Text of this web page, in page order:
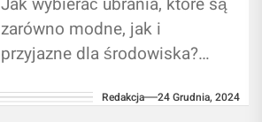
zarówno modne, jak i
przyjazne dla środowiska?
częściej idzie w parze z
Redakcja 24 Grudnia, 2024